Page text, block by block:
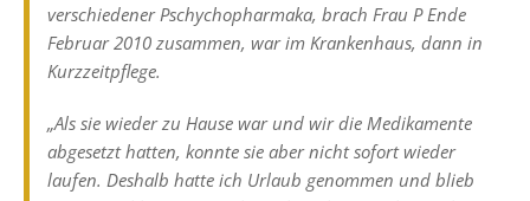
verschiedener Pschychopharmaka, brach Frau P Ende
Februar 2010 zusammen, war im Krankenhaus, dann in
Kurzzeitpflege.
„Als sie wieder zu Hause war und wir die Medikamente
abgesetzt hatten, konnte sie aber nicht sofort wieder
laufen. Deshalb hatte ich Urlaub genommen und blieb